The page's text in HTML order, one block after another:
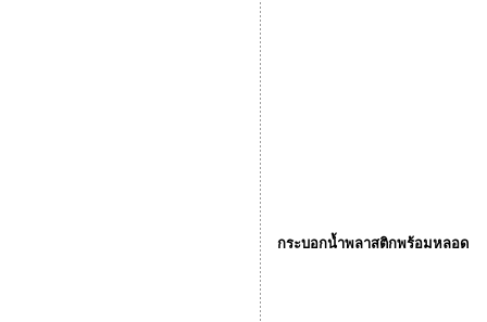
กระบอกน้ำพลาสติกพร้อมหลอด